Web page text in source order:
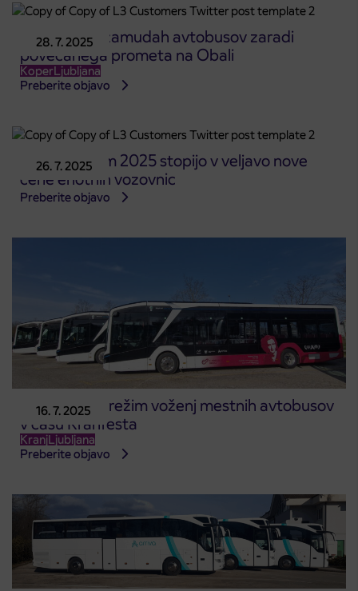
28. 7. 2025
Obvestilo o zamudah avtobusov zaradi
povečanega prometa na Obali
KoperLjubljana
Preberite objavo
26. 7. 2025
S 1. avgustom 2025 stopijo v veljavo nove
cene enotnih vozovnic
Preberite objavo
16. 7. 2025
Spremenjen režim voženj mestnih avtobusov
v času Kranfesta
KranjLjubljana
Preberite objavo